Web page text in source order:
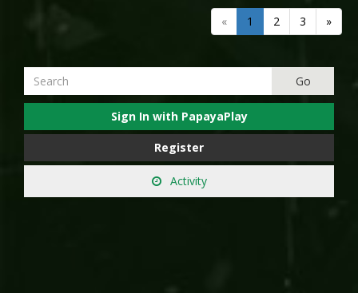
« 1 2 3 »
Sign In with PapayaPlay
Register
Activity